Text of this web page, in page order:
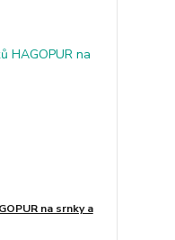
na srnky a